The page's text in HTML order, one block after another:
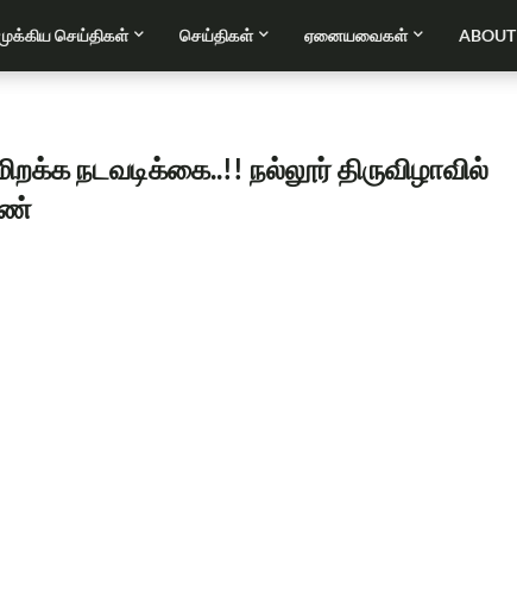
செய்திகள் செய்திகள் ஏனையவைகள் ABOUT
நடவடிக்கை..!! நல்லூர் திருவிழாவில்